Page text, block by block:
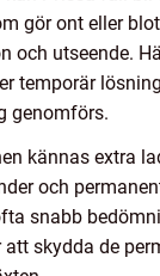
gör ont eller
och utseende.
temporär
genomförs.
kännas extra
och
snabb
skydda de